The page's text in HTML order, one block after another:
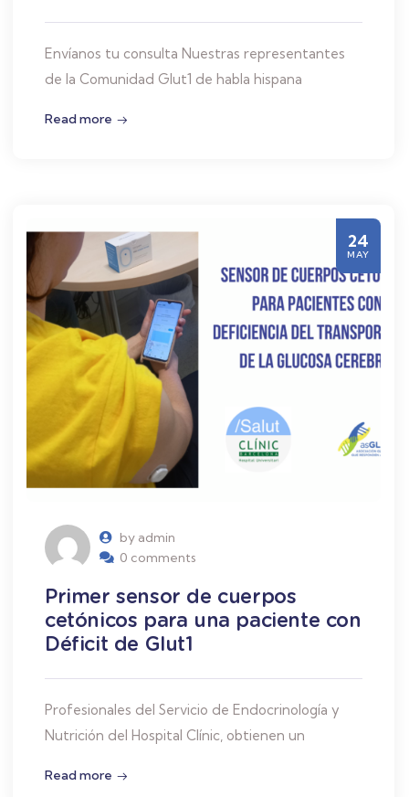
Envíanos tu consulta Nuestras representantes
de la Comunidad Glut1 de habla hispana
Read more
by admin
0 comments
Primer sensor de cuerpos
cetónicos para una paciente con
Déficit de Glut1
Profesionales del Servicio de Endocrinología y
Nutrición del Hospital Clínic, obtienen un
Read more
24
MAY